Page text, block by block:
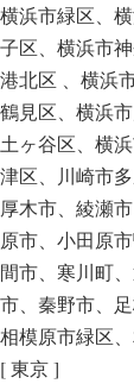
横浜市緑区、
子区、横浜市
港北区 、横浜
鶴見区、横浜
土ヶ谷区、横
津区、川崎市
厚木市、綾瀬
原市、小田原
間市、寒川町
市、秦野市、
相模原市緑区
[ 東京 ]